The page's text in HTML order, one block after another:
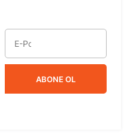
ABONE OL